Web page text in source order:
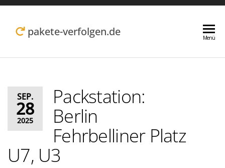
Zum
Inhalt pakete-verfolgen.de Menü
SEP.
28
2025
Packstation:
Berlin
Fehrbelliner Platz
U7, U3